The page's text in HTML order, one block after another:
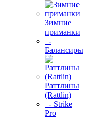
Зимние
приманки
-
Балансиры
Раттлины
(Rattlin)
- Strike
Pro